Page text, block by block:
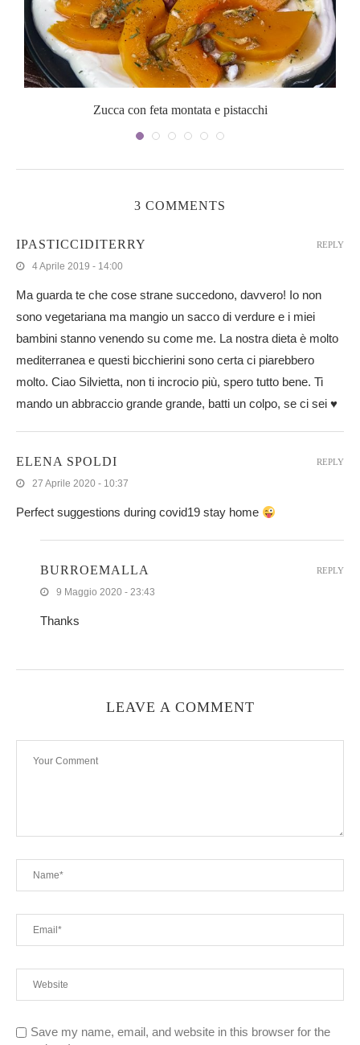
Zucca con feta montata e pistacchi
3 COMMENTS
IPASTICCIDITERRY
4 Aprile 2019 - 14:00
Ma guarda te che cose strane succedono, davvero! Io non
sono vegetariana ma mangio un sacco di verdure e i miei
bambini stanno venendo su come me. La nostra dieta è molto
mediterranea e questi bicchierini sono certa ci piarebbero
molto. Ciao Silvietta, non ti incrocio più, spero tutto bene. Ti
mando un abbraccio grande grande, batti un colpo, se ci sei ♥
REPLY
ELENA SPOLDI
27 Aprile 2020 - 10:37
Perfect suggestions during covid19 stay home
REPLY
BURROEMALLA
9 Maggio 2020 - 23:43
Thanks
REPLY
LEAVE A COMMENT
Save my name, email, and website in this browser for the